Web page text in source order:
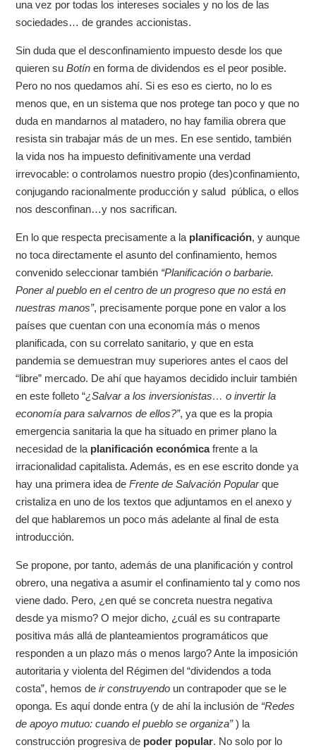
una vez por todas los intereses sociales y no los de las
sociedades… de grandes accionistas.
Sin duda que el desconfinamiento impuesto desde los que
quieren su Botínen forma de dividendos es el peor posible.
Pero no nos quedamos ahí. Si es eso es cierto, no lo es
menos que, en un sistema que nos protege tan poco y que no
duda en mandarnos al matadero, no hay familia obrera que
resista sin trabajar más de un mes. En ese sentido, también
la vida nos ha impuesto definitivamente una verdad
irrevocable: o controlamos nuestro propio (des)confinamiento,
conjugando racionalmente producción y salud pública, o ellos
nos desconfinan…y nos sacrifican.
En lo que respecta precisamente a la planificación, y aunque
no toca directamente el asunto del confinamiento, hemos
convenido seleccionar también “Planificación o barbarie.
Poner al pueblo en el centro de un progreso que no está en
nuestras manos”, precisamente porque pone en valor a los
países que cuentan con una economía más o menos
planificada, con su correlato sanitario, y que en esta
pandemia se demuestran muy superiores antes el caos del
“libre” mercado. De ahí que hayamos decidido incluir también
en este folleto “¿Salvar a los inversionistas… o invertir la
economía para salvarnos de ellos?”, ya que es la propia
emergencia sanitaria la que ha situado en primer plano la
necesidad de la planificación económicafrente a la
irracionalidad capitalista. Además, es en ese escrito donde ya
hay una primera idea de Frente de Salvación Popularque
cristaliza en uno de los textos que adjuntamos en el anexo y
del que hablaremos un poco más adelante al final de esta
introducción.
Se propone, por tanto, además de una planificación y control
obrero, una negativa a asumir el confinamiento tal y como nos
viene dado. Pero, ¿en qué se concreta nuestra negativa
desde ya mismo? O mejor dicho, ¿cuál es su contraparte
positiva más allá de planteamientos programáticos que
responden a un plazo más o menos largo? Ante la imposición
autoritaria y violenta del Régimen del “dividendos a toda
costa”, hemos de ir construyendoun contrapoder que se le
oponga. Es aquí donde entra (y de ahí la inclusión de “Redes
de apoyo mutuo: cuando el pueblo se organiza”) la
construcción progresiva de poder popular. No solo por lo